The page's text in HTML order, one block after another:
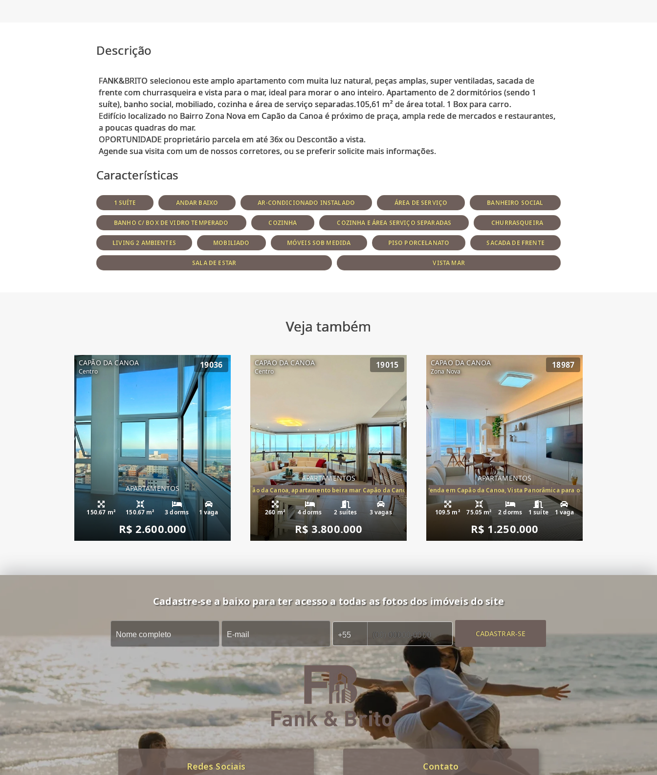
Descrição
FANK&BRITO selecionou este amplo apartamento com muita luz natural, peças amplas, super ventiladas, sacada de
frente com churrasqueira e vista para o mar, ideal para morar o ano inteiro. Apartamento de 2 dormitórios (sendo 1
suíte), banho social, mobiliado, cozinha e área de serviço separadas.105,61 m² de área total. 1 Box para carro.
Edifício localizado no Bairro Zona Nova em Capão da Canoa é próximo de praça, ampla rede de mercados e restaurantes,
a poucas quadras do mar.
OPORTUNIDADE proprietário parcela em até 36x ou Descontão a vista.
Características
1 SUÍTE ANDAR BAIXO AR-CONDICIONADO INSTALADO ÁREA DE SERVIÇO BANHEIRO SOCIAL
BANHO C/ BOX DE VIDRO TEMPERADO COZINHA COZINHA E ÁREA SERVIÇO SEPARADAS CHURRASQUEIRA
LIVING 2 AMBIENTES MOBILIADO MÓVEIS SOB MEDIDA PISO PORCELANATO SACADA DE FRENTE
SALA DE ESTAR VISTA MAR
Veja também
CAPÃO DA CANOA
Centro
19036
APARTAMENTOS
150.67 m² 150.67 m² 3 dorms 1 vaga
R$ 2.600.000
CAPAO DA CANOA
Centro
19015
APARTAMENTOS
apartamento frente mar Capão da Canoa, apartamento beira mar Capão da Canoa, apartamento à venda Cap
260 m² 4 dorms 2 suítes 3 vagas
R$ 3.800.000
CAPAO DA CANOA
Zona Nova
18987
APARTAMENTOS
Apartamento Beira-Mar à Venda em Capão da Canoa, Vista Panorâmica para o Mar, 2
109.5 m² 75.05 m² 2 dorms 1 suíte 1 vaga
R$ 1.250.000
Cadastre-se a baixo para ter acesso a todas as fotos dos imóveis do site
CADASTRAR-SE
Redes Sociais Contato